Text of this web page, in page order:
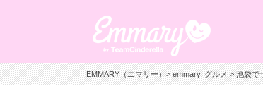
EMMARY（エマリー）>emmary,グルメ> 池袋で